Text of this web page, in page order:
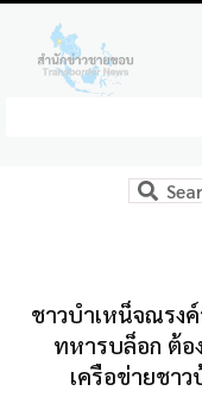
ชาวบำเหน็จณรง
ทหารบล็อก ต้อ
เครือข่ายชา